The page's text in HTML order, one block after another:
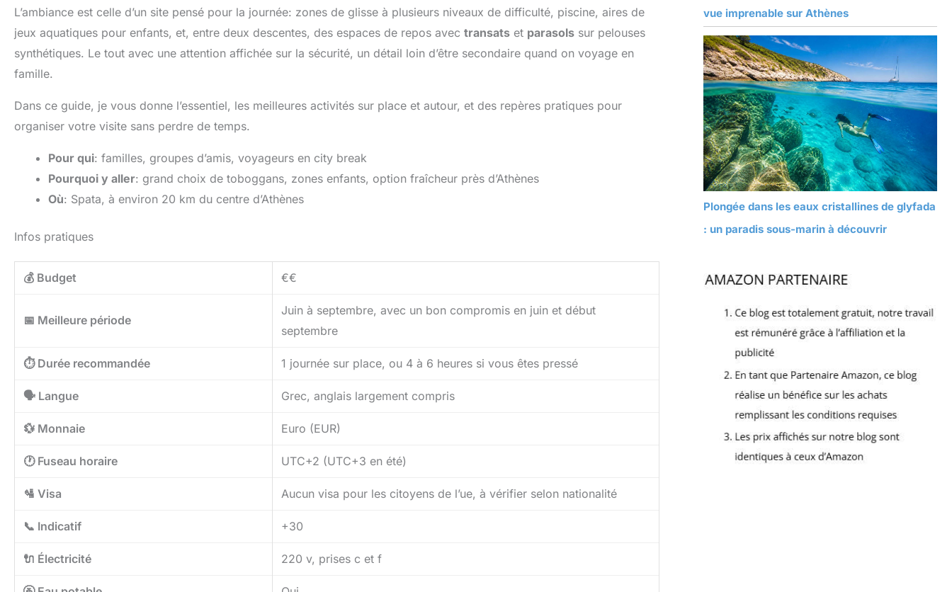
L’ambiance est celle d’un site pensé pour la journée: zones de glisse à plusieurs niveaux de difficulté, piscine, aires de
jeux aquatiques pour enfants, et, entre deux descentes, des espaces de repos avec transats et parasols sur pelouses
synthétiques. Le tout avec une attention affichée sur la sécurité, un détail loin d’être secondaire quand on voyage en
famille.
Dans ce guide, je vous donne l’essentiel, les meilleures activités sur place et autour, et des repères pratiques pour
organiser votre visite sans perdre de temps.
Pour qui: familles, groupes d’amis, voyageurs en city break
Pourquoi y aller: grand choix de toboggans, zones enfants, option fraîcheur près d’Athènes
Où: Spata, à environ 20 km du centre d’Athènes
Infos pratiques
💰 Budget €€
📅 Meilleure période
Juin à septembre, avec un bon compromis en juin et début
septembre
⏱️ Durée recommandée 1 journée sur place, ou 4 à 6 heures si vous êtes pressé
🗣️ Langue Grec, anglais largement compris
💱 Monnaie Euro (EUR)
🕐 Fuseau horaire UTC+2 (UTC+3 en été)
🛂 Visa Aucun visa pour les citoyens de l’ue, à vérifier selon nationalité
📞 Indicatif +30
🔌 Électricité 220 v, prises c et f
vue imprenable sur Athènes
Plongée dans les eaux cristallines de glyfada
: un paradis sous-marin à découvrir